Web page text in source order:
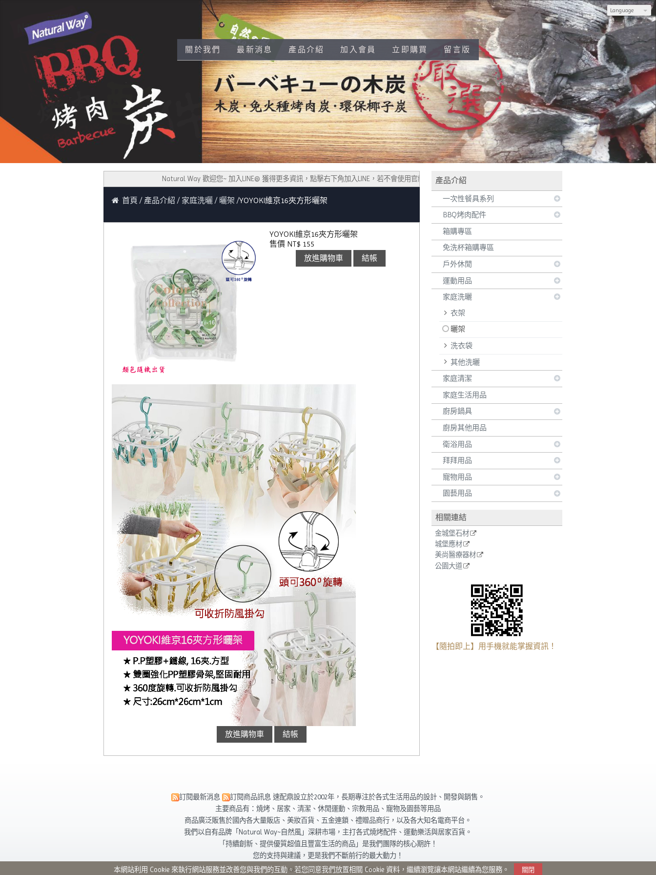
Language
關於我們 最新消息 產品介紹 加入會員 立即購買 留言版
產品介紹
一次性餐具系列
BBQ烤肉配件
箱購專區
免洗杯箱購專區
戶外休閒
運動用品
家庭洗曬
衣架
曬架
洗衣袋
其他洗曬
家庭清潔
家庭生活用品
廚房鍋具
廚房其他用品
衛浴用品
拜拜用品
寵物用品
園藝用品
相關連結
金城堡石材
城堡應材
美尚醫療器材
公園大道
【隨拍即上】用手機就能掌握資訊！
Natural Way 歡迎您~ 加入LINE@ 獲得更多資訊，點擊右下角加入LINE，若不會使用官網訂購，也可加入LINE，由專人為您服務
首頁 產品介紹 家庭洗曬 曬架 YOYOKI維京16夾方形曬架
YOYOKI維京16夾方形曬架
售價 NT$ 155
訂閱最新消息 訂閱商品訊息 速配鼎設立於2002年，長期專注於各式生活用品的設計、開發與銷售。
主要商品有：燒烤、居家、清潔、休閒運動、宗教用品、寵物及園藝等用品
商品廣泛販售於國內各大量販店、美妝百貨、五金連鎖、禮贈品商行，以及各大知名電商平台。
我們以自有品牌「Natural Way~自然風」深耕市場，主打各式燒烤配件、運動樂活與居家百貨。
「持續創新、提供優質超值且豐富生活的商品」是我們團隊的核心期許！
您的支持與建議，更是我們不斷前行的最大動力！
Powered by hosting.url.com.tw
本網站利用 Cookie 來執行網站服務並改善您與我們的互動。若您同意我們放置相關 Cookie 資料，繼續瀏覽讓本網站繼續為您服務。